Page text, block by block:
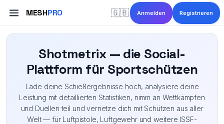
MESHPRO 🇬🇧 Anmelden Registrieren
Shotmetrix — die Social-
Plattform für Sportschützen
Lade deine Schießergebnisse hoch, analysiere deine
Leistung mit detaillierten Statistiken, nimm an Wettkämpfen
und Duellen teil und vernetze dich mit Schützen aus aller
Welt — für Luftpistole, Luftgewehr und weitere ISSF-